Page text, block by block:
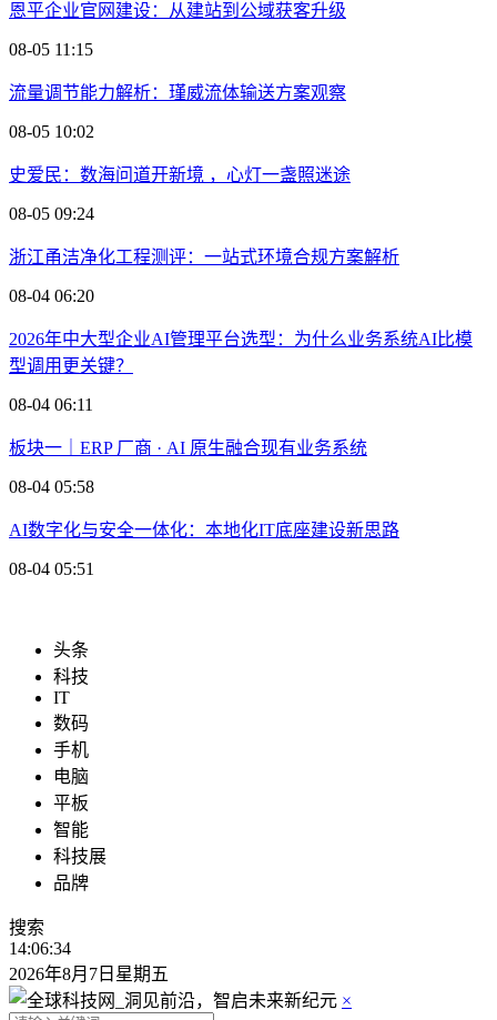
恩平企业官网建设：从建站到公域获客升级
08-05 11:15
流量调节能力解析：瑾威流体输送方案观察
08-05 10:02
史爱民：数海问道开新境 ，心灯一盏照迷途
08-05 09:24
浙江甬洁净化工程测评：一站式环境合规方案解析
08-04 06:20
2026年中大型企业AI管理平台选型：为什么业务系统AI比模
型调用更关键？
08-04 06:11
板块一｜ERP 厂商 · AI 原生融合现有业务系统
08-04 05:58
AI数字化与安全一体化：本地化IT底座建设新思路
08-04 05:51
头条
科技
IT
数码
手机
电脑
平板
智能
科技展
品牌
搜索
14:06:35
2026年8月7日星期五
×